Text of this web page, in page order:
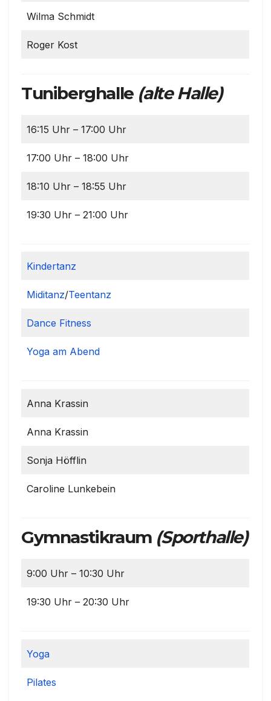
Wilma Schmidt
Roger Kost
Tuniberghalle (alte Halle)
16:15 Uhr – 17:00 Uhr
17:00 Uhr – 18:00 Uhr
18:10 Uhr – 18:55 Uhr
19:30 Uhr – 21:00 Uhr
Kindertanz
Miditanz/Teentanz
Dance Fitness
Yoga am Abend
Anna Krassin
Anna Krassin
Sonja Höfflin
Caroline Lunkebein
Gymnastikraum (Sporthalle)
9:00 Uhr – 10:30 Uhr
19:30 Uhr – 20:30 Uhr
Yoga
Pilates